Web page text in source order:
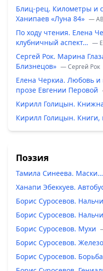
Блиц-рец. Километры и
Ханипаев «Луна 84» —
По ходу чтения. Елена
клубничный аспект… —
Сергей Рок. Марина
Близнецов» — Сергей Рок
Елена Черкиа. Любовь
прозе Евгении Перовой
Кирилл Голицын.
Кирилл Голицын. Книги,
Поэзия
Тамила Синеева. Маски…
Ханапи Эбеккуев.
Борис Суросевов.
Борис Суросевов.
Борис Суросевов. Мухи
Борис Суросевов. Железо
Борис Суросевов.